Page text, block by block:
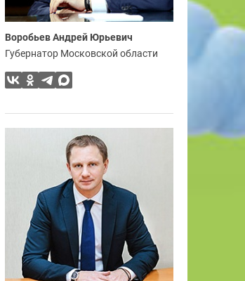
Воробьев Андрей Юрьевич
Губернатор Московской области